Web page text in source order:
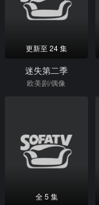
更新至 24 集
迷失第二季
欧美剧/偶像
全 5 集